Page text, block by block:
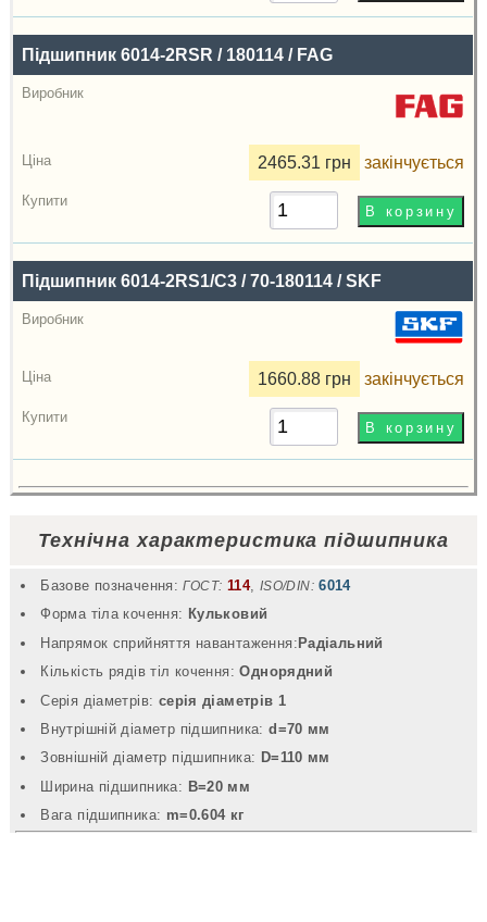
Підшипник 6014-2RSR / 180114 / FAG
2465.31 грн закінчується
Підшипник 6014-2RS1/C3 / 70-180114 / SKF
1660.88 грн закінчується
Технічна характеристика підшипника
Базове позначення: ГОСТ: 114, ISO/DIN: 6014
Форма тіла кочення: Кульковий
Напрямок сприйняття навантаження: Радіальний
Кількість рядів тіл кочення:Однорядний
Серія діаметрів: серія діаметрів 1
Внутрішній діаметр підшипника:d=70 мм
Зовнішній діаметр підшипника: D=110 мм
Ширина підшипника: B=20 мм
Вага підшипника: m=0.604 кг